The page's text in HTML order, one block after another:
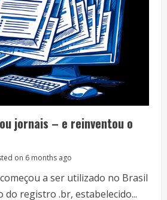
jornais – e reinventou o
on 6 months ago
a ser utilizado no Brasil
do registro .br, estabelecido...